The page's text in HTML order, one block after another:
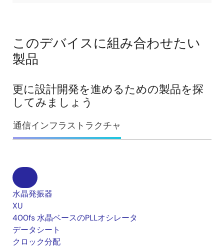
このデバイスに組み合わせたい
製品
更に設計開発を進めるための製品を探
してみましょう
通信インフラストラクチャ
水晶発振器
XU
400fs 水晶ベースのPLLオシレータ
データシート
クロック分配